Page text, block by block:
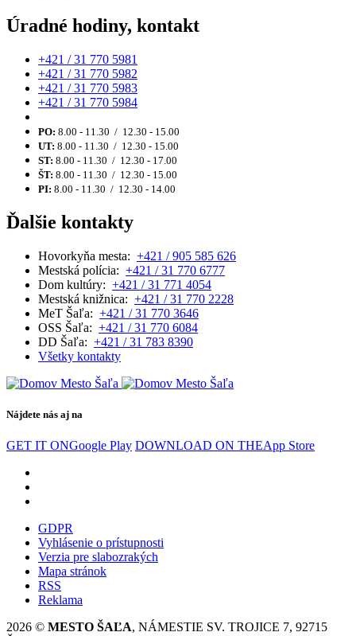
Úradné hodiny, kontakt
+421 / 31 770 5981
+421 / 31 770 5982
+421 / 31 770 5983
+421 / 31 770 5984
PO: 8.00 - 11.30 / 12.30 - 15.00
UT: 8.00 - 11.30 / 12.30 - 15.00
ST: 8.00 - 11.30 / 12.30 - 17.00
ŠT: 8.00 - 11.30 / 12.30 - 15.00
PI: 8.00 - 11.30 / 12.30 - 14.00
Ďalšie kontakty
Hovorkyňa mesta: +421 / 905 585 626
Mestská polícia: +421 / 31 770 6777
Dom kultúry: +421 / 31 771 4054
Mestská knižnica: +421 / 31 770 2228
MeT Šaľa: +421 / 31 770 3646
OSS Šaľa: +421 / 31 770 6084
DD Šaľa: +421 / 31 783 8390
Všetky kontakty
Nájdete nás aj na
GET IT ONGoogle Play DOWNLOAD ON THEApp Store
GDPR
Vyhlásenie o prístupnosti
Verzia pre slabozrakých
Mapa stránok
RSS
Reklama
2026 © MESTO ŠAĽA, NÁMESTIE SV. TROJICE 7, 92715